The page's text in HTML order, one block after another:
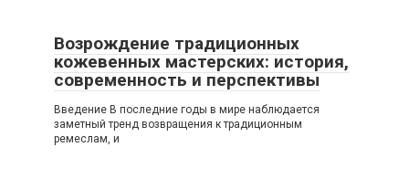
Возрождение традиционных
кожевенных мастерских: история,
современность и перспективы
Введение В последние годы в мире наблюдается
заметный тренд возвращения к традиционным
ремеслам, и